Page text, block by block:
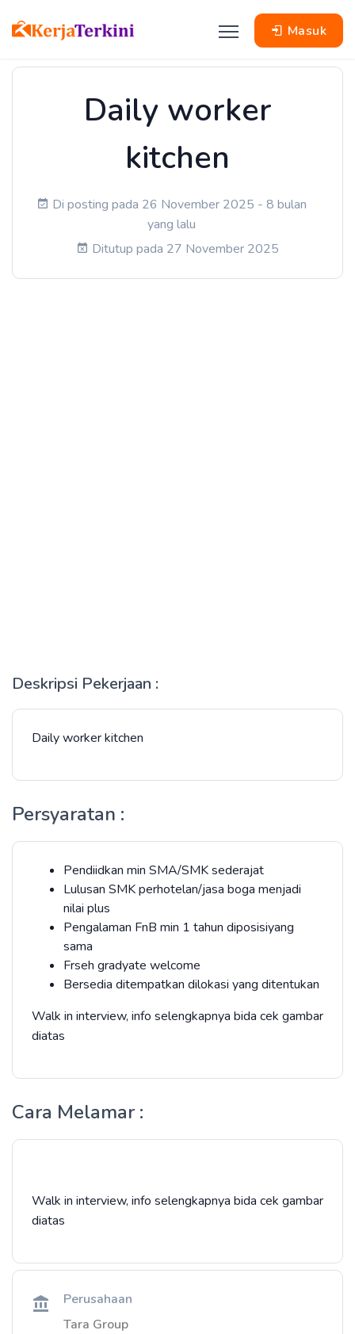
Masuk
Daily worker
kitchen
Di posting pada 26 November 2025 - 8 bulan
yang lalu
Ditutup pada 27 November 2025
Deskripsi Pekerjaan :
Daily worker kitchen
Persyaratan :
Pendiidkan min SMA/SMK sederajat
Lulusan SMK perhotelan/jasa boga menjadi
nilai plus
Pengalaman FnB min 1 tahun diposisiyang
sama
Frseh gradyate welcome
Bersedia ditempatkan dilokasi yang ditentukan
Walk in interview, info selengkapnya bida cek gambar
diatas
Cara Melamar :
Walk in interview, info selengkapnya bida cek gambar
diatas
Perusahaan
Tara Group